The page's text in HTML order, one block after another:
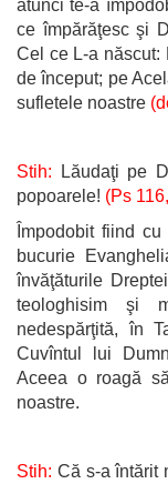
atunci te-a
ce împărăţesc şi
Cel ce L-a născut:
de început; pe
sufletele noastre
Stih: Lăudaţi pe
popoarele! (Ps
Împodobit fiind
bucurie
învăţăturile
teologhisim şi
nedespărţită, în
Cuvîntul lui
Aceea o roagă
noastre.
Stih: Că s-a întărit